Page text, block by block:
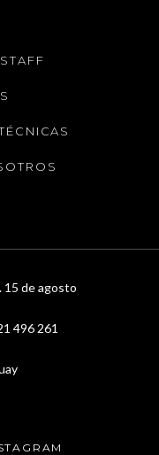
STAFF
15 de agosto
496 261